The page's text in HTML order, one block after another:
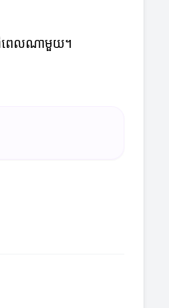
ៅពេលណាមួយ។